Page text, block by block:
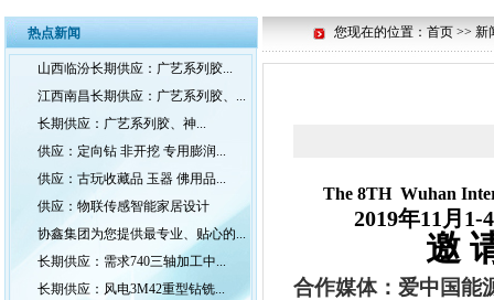
热点新闻
山西临汾长期供应：广艺系列胶...
江西南昌长期供应：广艺系列胶、...
长期供应：广艺系列胶、神...
供应：定向钻 非开挖 专用膨润...
供应：古玩收藏品 玉器 佛用品...
供应：物联传感智能家居设计
协鑫集团为您提供最专业、贴心的...
长期供应：需求740三轴加工中...
长期供应：风电3M42重型钻铣...
您现在的位置：首页 >> 新
The 8TH Wuhan
2019年11 月 1-4
邀
合作媒体：爱中国能